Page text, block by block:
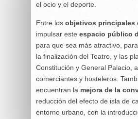
el ocio y el deporte.
Entre los objetivos principales
impulsar este espacio público
para que sea más atractivo,
la finalización del Teatro, y las
Constitución y General Palacio,
comerciantes y hosteleros.
encuentran la mejora de la
reducción del efecto de isla de
entorno urbano, con la